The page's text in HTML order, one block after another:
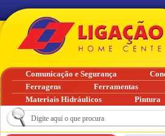
Comunicação e Segurança
Ferragens
Ferramentas
Materiais Hidráulicos
Pintura